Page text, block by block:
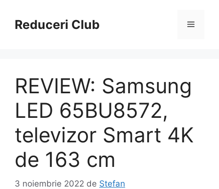
conținutReduceri Club Meniu
REVIEW: Samsung
LED 65BU8572,
televizor Smart 4K
de 163 cm
3 noiembrie 2022 de Stefan